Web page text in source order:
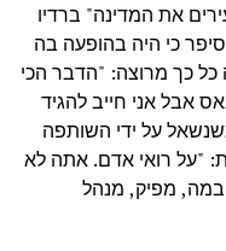
את המדינה" ברדיו
א-ד , 8-10), אטדגי סיפר כי היה בהופעה בה
כל כך מרוצה: "הדבר הכי
אבל אני חייב להגיד
על ידי השותפה
"על רואי אדם. אתה לא
במה, מפיק, מנהל